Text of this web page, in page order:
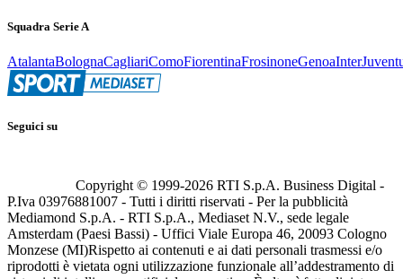
Squadra Serie A
AtalantaBolognaCagliariComoFiorentinaFrosinoneGenoaInter
Seguici su
Copyright © 1999-2026 RTI S.p.A. Business Digital -
P.Iva 03976881007 - Tutti i diritti riservati - Per la pubblicità
Mediamond S.p.A. - RTI S.p.A., Mediaset N.V., sede legale
Amsterdam (Paesi Bassi) - Uffici Viale Europa 46, 20093 Cologno
Monzese (MI)Rispetto ai contenuti e ai dati personali trasmessi e/o
riprodotti è vietata ogni utilizzazione funzionale all’addestramento di